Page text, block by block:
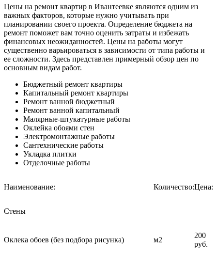
Цены на ремонт квартир в Ивантеевке являются одним из
важных факторов, которые нужно учитывать при
планировании своего проекта. Определение бюджета на
ремонт поможет вам точно оценить затраты и избежать
финансовых неожиданностей. Цены на работы могут
существенно варьироваться в зависимости от типа работы и
ее сложности. Здесь представлен примерный обзор цен по
основным видам работ.
Бюджетный ремонт квартиры
Капитальный ремонт квартиры
Ремонт ванной бюджетный
Ремонт ванной капитальный
Малярные-штукатурные работы
Оклейка обоями стен
Электромонтажные работы
Сантехнические работы
Укладка плитки
Отделочные работы
Наименование: Количество:Цена:
Стены
Оклека обоев (без подбора рисунка) м2
200
руб.